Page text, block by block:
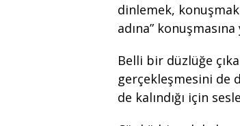
dinlemek,
adına”
Belli bir düzlüğe
gerçekleşmesini de
de kalındığı için